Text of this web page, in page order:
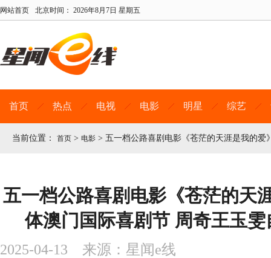
网站首页 北京时间： 2026年8月7日 星期五
首页 热点 电视 电影 明星 综艺
当前位置： 首页 > 电影 > 五一档公路喜剧电影《苍茫的天涯是我的
五一档公路喜剧电影《苍茫的天
体澳门国际喜剧节 周奇王玉
2025-04-13 来源：星闻e线